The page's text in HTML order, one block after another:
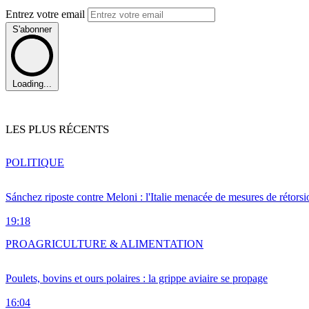
Entrez votre email
S'abonner
Loading...
LES PLUS RÉCENTS
Sánchez riposte contre Meloni : l'Italie menacée de mesures de
19:18
POLITIQUE
Poulets, bovins et ours polaires : la grippe aviaire se propage
16:04
PROAGRICULTURE & ALIMENTATION